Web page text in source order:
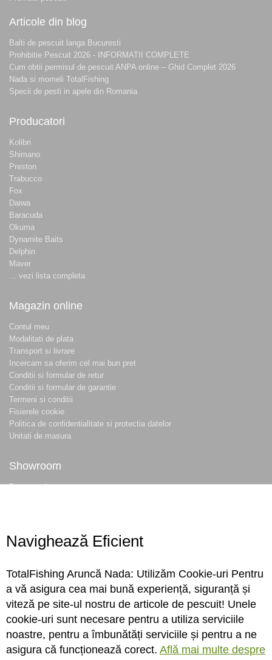
Articole din blog
Balti de pescuit langa Bucuresti
Prohibitie Pescuit 2026 - INFORMATII COMPLETE
Cum obtii permisul de pescuit ANPA online – Ghid Complet 2026
Nada si momeli TotalFishing
Specii de pesti in apele din Romania
Producatori
Kolibri
Shimano
Preston
Trabucco
Fox
Daiwa
Baracuda
Okuma
Dynamite Baits
Delphin
Maver
... vezi lista completa
Magazin online
Contul meu
Modalitati de plata
Transport si livrare
Incercam sa oferim cel mai bun pret
Conditii si formular de retur
Conditii si formular de garantie
Termeni si conditii
Fisierele cookie
Politica de confidentialitate si protectia datelor
Unitati de masura
Showroom
Despre noi
Conecteaza-te
Sa ne cunoastem mai bine. Vino alaturi de noi pe reteaua ta preferata. Te
asteptam cu stiri, surprize, concursuri, premii ...
Navighează Eficient
TotalFishing Aruncă Nada: Utilizăm Cookie-uri Pentru
a vă asigura cea mai bună experiență, siguranță și
viteză pe site-ul nostru de articole de pescuit! Unele
cookie-uri sunt necesare pentru a utiliza serviciile
noastre, pentru a îmbunătăți serviciile și pentru a ne
asigura că funcționează corect. Află mai multe despre